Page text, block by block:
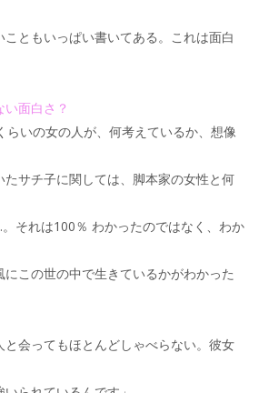
ともいっぱい書いてある。これは面白
面白さ？
らいの女の人が、何考えているか、想像
サチ子に関しては、脚本家の女性と何
それは100％ わかったのではなく、わか
この世の中で生きているかがわかった
会ってもほとんどしゃべらない。彼女